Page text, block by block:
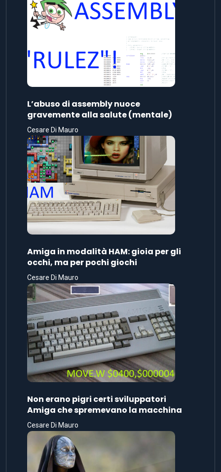
L’abuso di assembly nuoce
gravemente alla salute (mentale)
Cesare Di Mauro
Amiga in modalità HAM: gioia per gli
occhi, ma per pochi giochi
Cesare Di Mauro
Non erano pigri certi sviluppatori
Amiga che spremevano la macchina
Cesare Di Mauro